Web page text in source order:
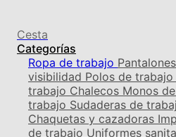
Cesta
Categorías
Ropa de trabajo
visibilidad Polos de trabajo
trabajo Chalecos Monos
trabajo Sudaderas de
Chaquetas y cazadoras
de trabajo Uniformes